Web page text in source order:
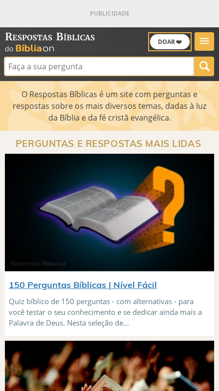
DOAR ❤️
Buscar:
O Respostas Bíblicas é um site com perguntas e
respostas sobre os mais diversos temas, dadas à luz
da Bíblia e da fé cristã evangélica.
PERGUNTAS E RESPOSTAS MAIS LIDAS
150 Perguntas Bíblicas | Nível Fácil
Quiz bíblico de 150 perguntas - com alternativas - para
você testar o seu conhecimento e se dedicar ainda mais a
Palavra de Deus. Nesta seleção de...